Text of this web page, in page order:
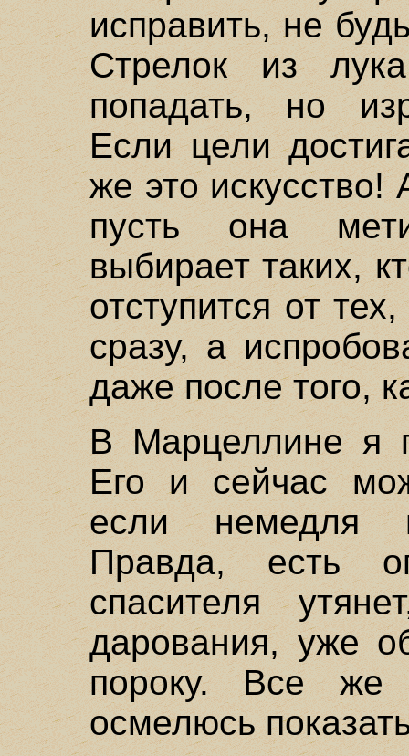
исправить, не
Стрелок из
попадать, но
Если цели
же это искусство!
пусть она
выбирает таких,
отступится от
сразу, а
даже после того,
В Марцеллине я
Его и сейчас
если немедля
Правда, есть
спасителя
дарования, уже
пороку. Все
осмелюсь